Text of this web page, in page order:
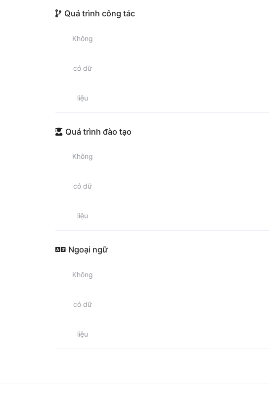
Quá trình công tác
Không
có dữ
liệu
Quá trình đào tạo
Không
có dữ
liệu
Ngoại ngữ
Không
có dữ
liệu